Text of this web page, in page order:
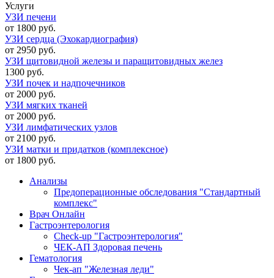
Услуги
УЗИ печени
от 1800 руб.
УЗИ сердца (Эхокардиография)
от 2950 руб.
УЗИ щитовидной железы и паращитовидных желез
1300 руб.
УЗИ почек и надпочечников
от 2000 руб.
УЗИ мягких тканей
от 2000 руб.
УЗИ лимфатических узлов
от 2100 руб.
УЗИ матки и придатков (комплексное)
от 1800 руб.
Анализы
Предоперационные обследования "Стандартный
комплекс"
Врач Онлайн
Гастроэнтерология
Check-up "Гастроэнтерология"
ЧЕК-АП Здоровая печень
Гематология
Чек-ап "Железная леди"